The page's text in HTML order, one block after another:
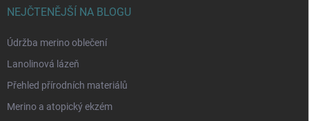
NEJČTENĚJŠÍ NA BLOGU
Údržba merino oblečení
Lanolinová lázeň
Přehled přírodních materiálů
Merino a atopický ekzém